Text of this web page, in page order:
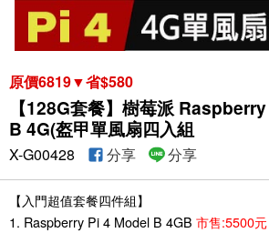
原價6819▼省$580
【128G套餐】樹莓派
B 4G(盔甲單風扇四入組
X-G00428 分享 分享
【入門超值套餐四件組】
1. Raspberry Pi 4 Model B 4GB 市售:5500元